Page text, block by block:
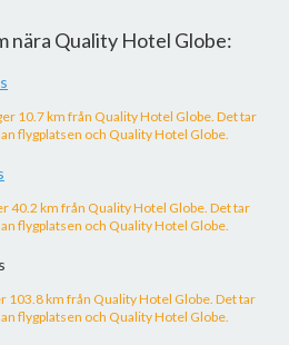
nära Quality Hotel Globe:
10.7 km från Quality Hotel Globe. Det tar
flygplatsen och Quality Hotel Globe.
40.2 km från Quality Hotel Globe. Det tar
flygplatsen och Quality Hotel Globe.
103.8 km från Quality Hotel Globe. Det tar
flygplatsen och Quality Hotel Globe.